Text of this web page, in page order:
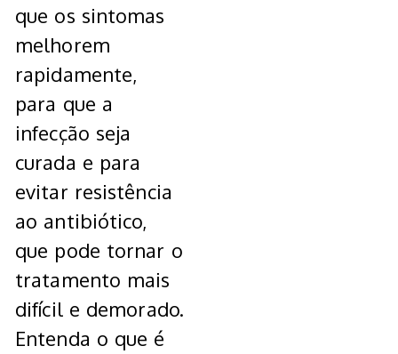
que os sintomas
melhorem
rapidamente,
para que a
infecção seja
curada e para
evitar resistência
ao antibiótico,
que pode tornar o
tratamento mais
difícil e demorado.
Entenda o que é